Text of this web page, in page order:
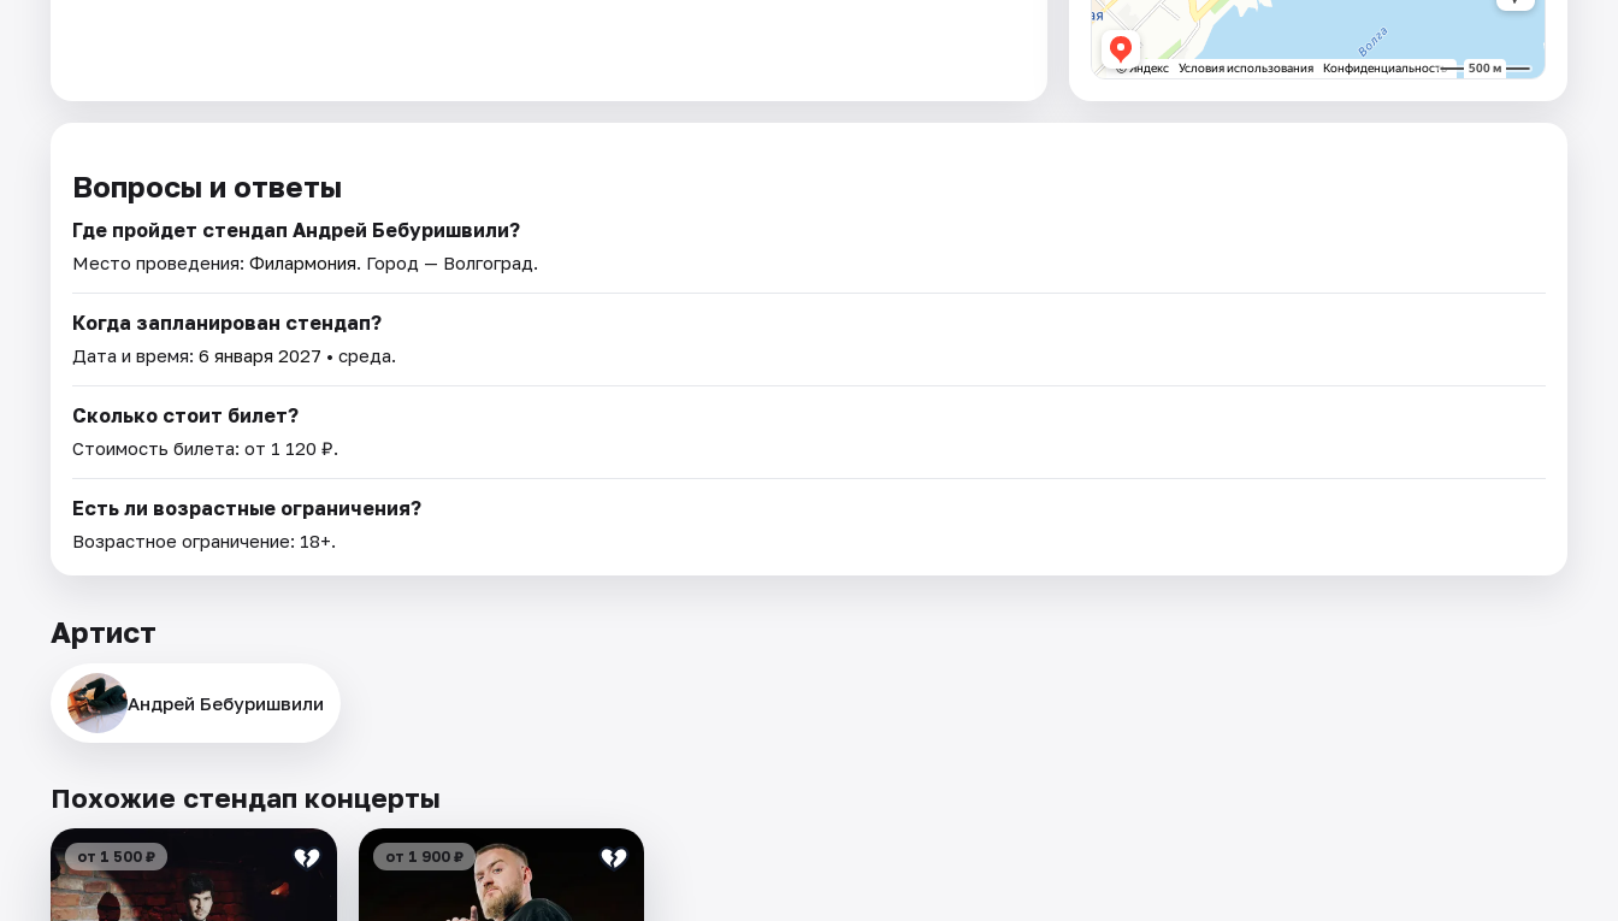
Вопросы и ответы
Где пройдет стендап Андрей Бебуришвили?
Место проведения: Филармония. Город — Волгоград.
Когда запланирован стендап?
Дата и время: 6 января 2027 • среда.
Сколько стоит билет?
Стоимость билета: от 1 120 ₽.
Есть ли возрастные ограничения?
Возрастное ограничение: 18+.
Артист
Андрей Бебуришвили
Похожие стендап концерты
от 1 500 ₽ от 1 900 ₽